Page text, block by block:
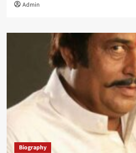
Admin
Biography